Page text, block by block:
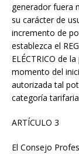
generador fuera
su carácter de
incremento de
establezca el
ELÉCTRICO de
momento del
autorizada tal
categoría
ARTÍCULO 3
El Consejo